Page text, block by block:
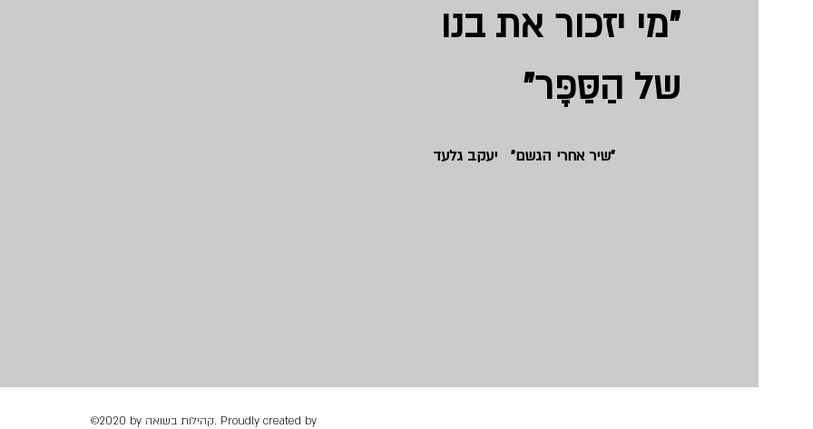
"מי יזכור את בנו
של הַסַּפָּר"
"שיר אחרי הגשם" יעקב גלעד
©2020 by קהילות בשואה. Proudly created by